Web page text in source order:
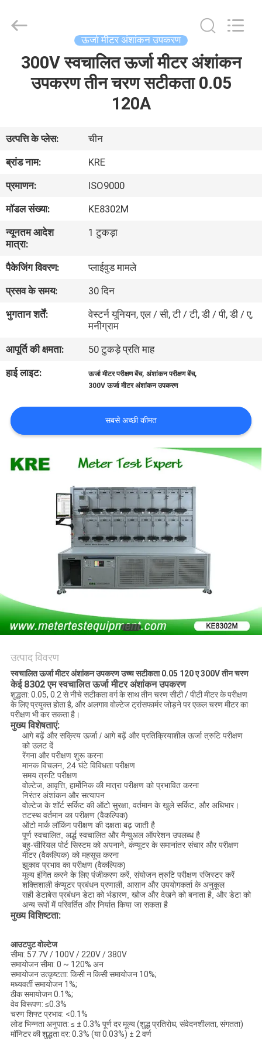
हमारे
बारे
में
कारखाना
भ्रमण
गुणवत्ता
नियंत्रण
करें
उद्धरण
की
विनती
करे
PRIVACY
Reserved.
ऊर्जा मीटर अंशांकन उपकरण
300V स्वचालित ऊर्जा मीटर अंशांकन
उपकरण तीन चरण सटीकता 0.05
120A
उत्पत्ति के प्लेस:
चीन
ब्रांड नाम:
KRE
प्रमाणन:
ISO9000
मॉडल संख्या:
KE8302M
न्यूनतम आदेश
मात्रा:
1 टुकड़ा
पैकेजिंग विवरण:
प्लाईवुड मामले
प्रसव के समय:
30 दिन
भुगतान शर्तें:
वेस्टर्न यूनियन, एल / सी, टी / टी, डी / पी, डी / ए,
मनीग्राम
आपूर्ति की क्षमता:
50 टुकड़े प्रति माह
हाई लाइट:
ऊर्जा मीटर परीक्षण बेंच,अंशांकन परीक्षण बेंच,
300V ऊर्जा मीटर अंशांकन उपकरण
सबसे अच्छी कीमत
उत्पाद विवरण
स्वचालित ऊर्जा मीटर अंशांकन उपकरण उच्च सटीकता 0.05 120 ए 300V तीन चरण
केई 8302 एम स्वचालित ऊर्जा मीटर अंशांकन उपकरण
शुद्धता: 0.05, 0.2 से नीचे सटीकता वर्ग के साथ तीन चरण सीटी / पीटी मीटर के परीक्षण
के लिए प्रयुक्त होता है, और अलगाव वोल्टेज ट्रांसफार्मर जोड़ने पर एकल चरण मीटर का
परीक्षण भी कर सकता है।
मुख्य विशेषताएं:
आगे बढ़ें और सक्रिय ऊर्जा / आगे बढ़ें और प्रतिक्रियाशील ऊर्जा त्रुटि परीक्षण
को उलट दें
रेंगना और परीक्षण शुरू करना
मानक विचलन, 24 घंटे विविधता परीक्षण
समय त्रुटि परीक्षण
वोल्टेज, आवृत्ति, हार्मोनिक की मात्रा परीक्षण को प्रभावित करना
निरंतर अंशांकन और सत्यापन
वोल्टेज के शॉर्ट सर्किट की ऑटो सुरक्षा, वर्तमान के खुले सर्किट, और अधिभार।
तटस्थ वर्तमान का परीक्षण (वैकल्पिक)
ऑटो मार्क लॉकिंग परीक्षण की दक्षता बढ़ जाती है
पूर्ण स्वचालित, अर्द्ध स्वचालित और मैन्युअल ऑपरेशन उपलब्ध है
बहु-सीरियल पोर्ट सिस्टम को अपनाने, कंप्यूटर के समानांतर संचार और परीक्षण
मीटर (वैकल्पिक) को महसूस करना
झुकाव प्रभाव का परीक्षण (वैकल्पिक)
मूल्य इंगित करने के लिए पंजीकरण करें, संयोजन त्रुटि परीक्षण रजिस्टर करें
शक्तिशाली कंप्यूटर प्रबंधन प्रणाली, आसान और उपयोगकर्ता के अनुकूल
सही डेटाबेस प्रबंधन डेटा को भंडारण, खोज और देखने को बनाता है, और डेटा को
अन्य रूपों में परिवर्तित और निर्यात किया जा सकता है
मुख्य विशिष्टता:
आउटपुट वोल्टेज
सीमा: 57.7V / 100V / 220V / 380V
समायोजन सीमा: 0 ~ 120% अन
समायोजन उत्कृष्टता: किसी न किसी समायोजन 10%;
मध्यवर्ती समायोजन 1%;
ठीक समायोजन 0.1%;
वेव विरूपण: ≤0.3%
चरण शिफ्ट प्रभाव: <0.1%
लोड भिन्नता अनुपात: ≤ ± 0.3% पूर्ण दर मूल्य (शुद्ध प्रतिरोध, संवेदनशीलता, संगतता)
मॉनिटर की शुद्धता दर: 0.3% (या 0.03%) ± 2 वर्ण